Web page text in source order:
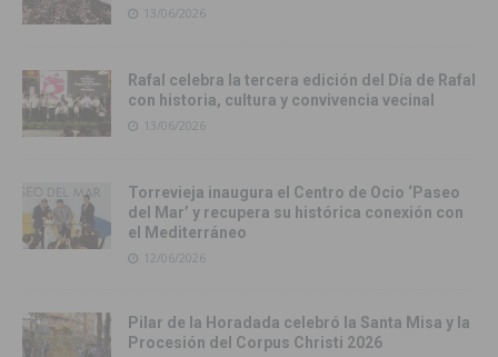
13/06/2026
Rafal celebra la tercera edición del Día de Rafal
con historia, cultura y convivencia vecinal
13/06/2026
Torrevieja inaugura el Centro de Ocio ‘Paseo
del Mar’ y recupera su histórica conexión con
el Mediterráneo
12/06/2026
Pilar de la Horadada celebró la Santa Misa y la
Procesión del Corpus Christi 2026